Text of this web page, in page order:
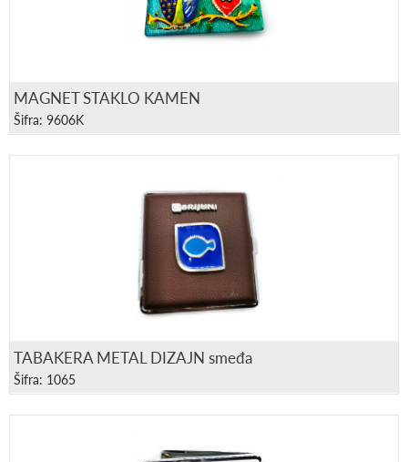
MAGNET STAKLO KAMEN
Šifra: 9606K
TABAKERA METAL DIZAJN smeđa
Šifra: 1065